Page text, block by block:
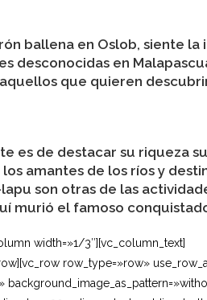
ballena en Oslob, siente
desconocidas en
que quieren
es de destacar su riqueza
amantes de los ríos y
son otras de las
murió el famoso
width=»1/3″][vc_column_text]
row_type=»row»